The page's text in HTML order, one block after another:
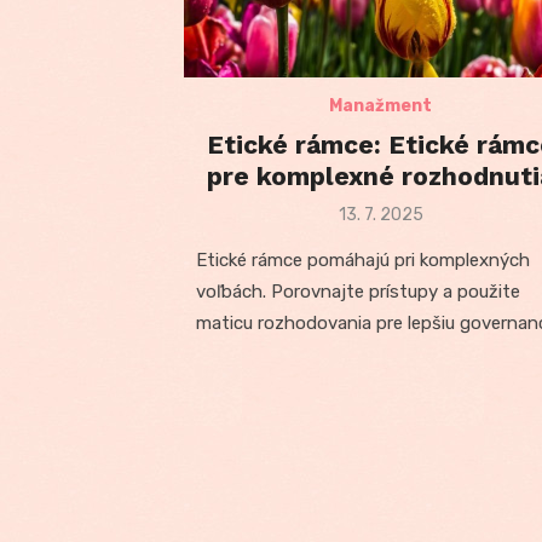
Manažment
Etické rámce: Etické
pre komplexné
Posted
13. 7. 2025
Etické rámce pomáhajú pri komplexných
voľbách. Porovnajte prístupy a použite
maticu rozhodovania pre lepšiu